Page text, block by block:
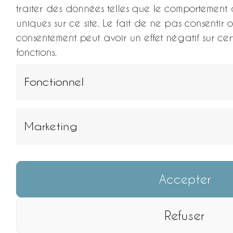
traiter des données telles que le
uniques sur ce site. Le fait de ne pas consentir
consentement peut avoir un effet négatif sur
fonctions.
Fonctionnel
Marketing
Accepter
Refuser